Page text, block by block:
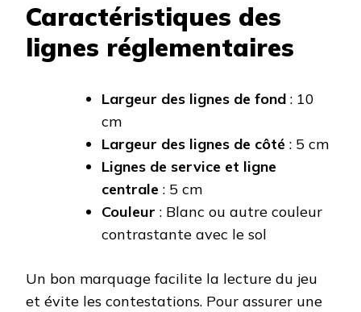
Caractéristiques des
lignes réglementaires
Largeur des lignes de fond : 10
cm
Largeur des lignes de côté : 5 cm
Lignes de service et ligne
centrale : 5 cm
Couleur : Blanc ou autre couleur
contrastante avec le sol
Un bon marquage facilite la lecture du jeu
et évite les contestations. Pour assurer une